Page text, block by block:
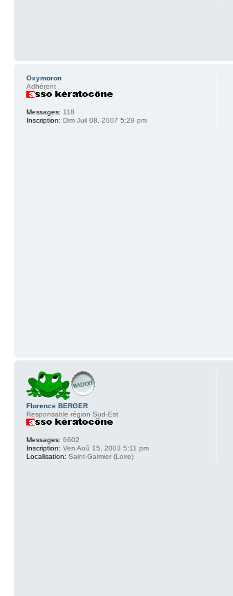
Oxymoron
Adhérent
Messages: 118
Inscription: Dim Juil 08, 2007 5:29 pm
Florence BERGER
Responsable région Sud-Est
Messages: 6602
Inscription: Ven Aoû 15, 2003 5:11 pm
Localisation: Saint-Galmier (Loire)